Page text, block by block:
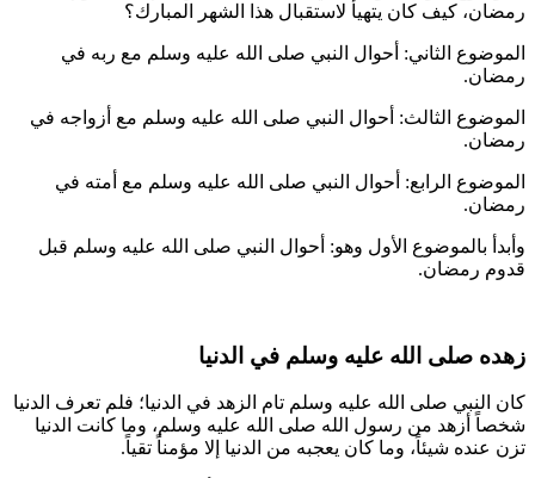
رمضان، كيف كان يتهيأ لاستقبال هذا الشهر المبارك؟
الموضوع الثاني: أحوال النبي صلى الله عليه وسلم مع ربه في
رمضان.
الموضوع الثالث: أحوال النبي صلى الله عليه وسلم مع أزواجه في
رمضان.
الموضوع الرابع: أحوال النبي صلى الله عليه وسلم مع أمته في
رمضان.
وأبدأ بالموضوع الأول وهو: أحوال النبي صلى الله عليه وسلم قبل
قدوم رمضان.
زهده صلى الله عليه وسلم في الدنيا
كان النبي صلى الله عليه وسلم تام الزهد في الدنيا؛ فلم تعرف الدنيا
شخصاً أزهد من رسول الله صلى الله عليه وسلم، وما كانت الدنيا
تزن عنده شيئاً، وما كان يعجبه من الدنيا إلا مؤمناً تقياً.